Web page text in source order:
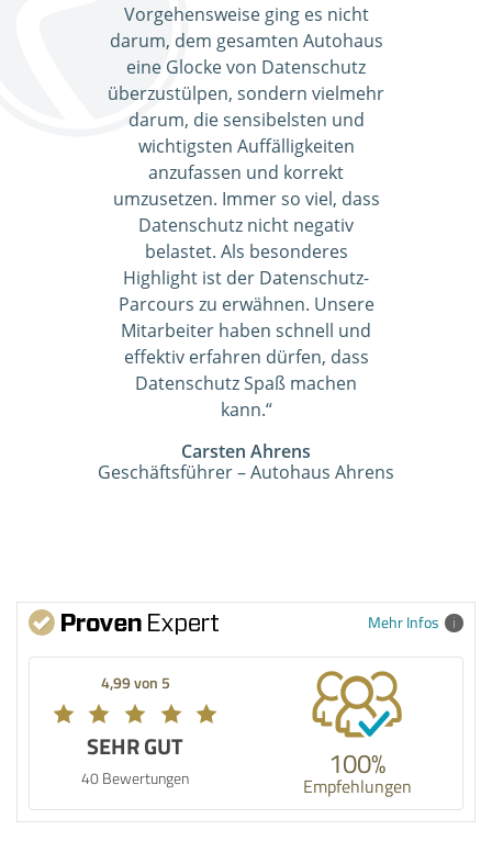
Vorgehensweise ging es nicht
darum, dem gesamten Autohaus
eine Glocke von Datenschutz
überzustülpen, sondern vielmehr
darum, die sensibelsten und
wichtigsten Auffälligkeiten
anzufassen und korrekt
umzusetzen. Immer so viel, dass
Datenschutz nicht negativ
belastet. Als besonderes
Highlight ist der Datenschutz-
Parcours zu erwähnen. Unsere
Mitarbeiter haben schnell und
effektiv erfahren dürfen, dass
Datenschutz Spaß machen
kann.“
Carsten Ahrens
Geschäftsführer – Autohaus Ahrens
Mehr Infos
4,99 von 5
SEHR GUT
40 Bewertungen 100%
Empfehlungen